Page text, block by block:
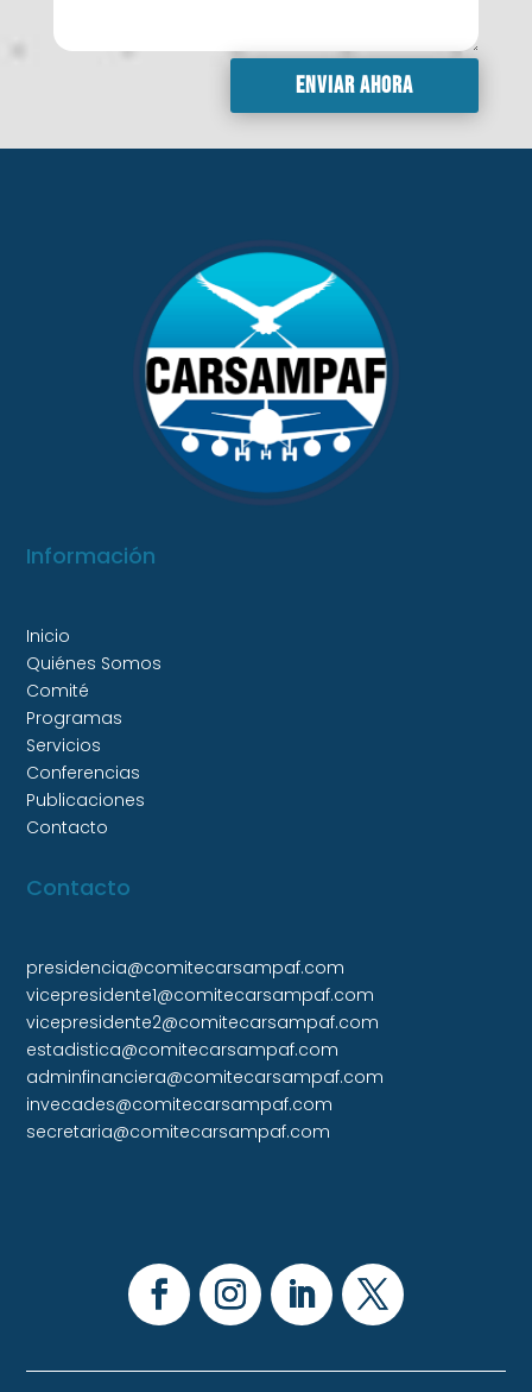
Enviar ahora
Información
Inicio
Quiénes Somos
Comité
Programas
Servicios
Conferencias
Publicaciones
Contacto
Contacto
presidencia@comitecarsampaf.com
vicepresidente1@comitecarsampaf.com
vicepresidente2@comitecarsampaf.com
estadistica@comitecarsampaf.com
adminfinanciera@comitecarsampaf.com
invecades@comitecarsampaf.com
secretaria@comitecarsampaf.com